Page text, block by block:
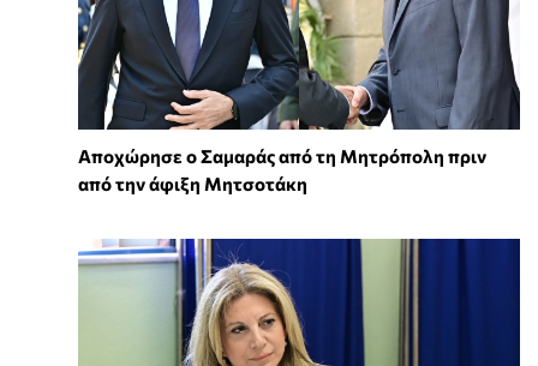
Αποχώρησε ο Σαμαράς από τη Μητρόπολη πριν
από την άφιξη Μητσοτάκη